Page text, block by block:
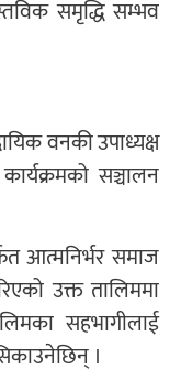
समृद्धि सम्भव
वनकी उपाध्यक्ष
सञ्चालन
आत्मनिर्भर समाज
उक्त तालिममा
सहभागीलाई
।